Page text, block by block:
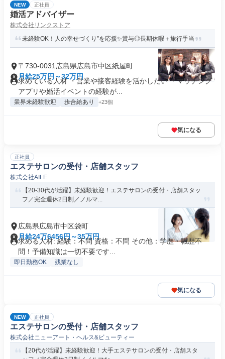
NEW 正社員
婚活アドバイザー
株式会社リンクストア
未経験OK！人の幸せづくり”を応援✨賞与◎長期休暇＋旅行手当
〒730-0031広島県広島市中区紙屋町
月給25万円～32万円
求めている人材 ・営業や接客経験を活かしたい ・マッチング
アプリや婚活イベントの経験が...
業界未経験歓迎 歩合給あり +23個
気になる
正社員
エステサロンの受付・店舗スタッフ
株式会社AILE
【20-30代が活躍】未経験歓迎！エステサロンの受付・店舗スタッ
フ／完全週休2日制／ノルマ...
広島県広島市中区袋町
月給24万6456円～35万円
求める人材: 経験：不問 資格：不問 その他：学歴・職歴不
問！予備知識は一切不要です...
即日勤務OK 残業なし
気になる
NEW 正社員
エステサロンの受付・店舗スタッフ
株式会社ニューアート・ヘルス&ビューティー
【20代が活躍】未経験歓迎！大手エステサロンの受付・店舗スタ